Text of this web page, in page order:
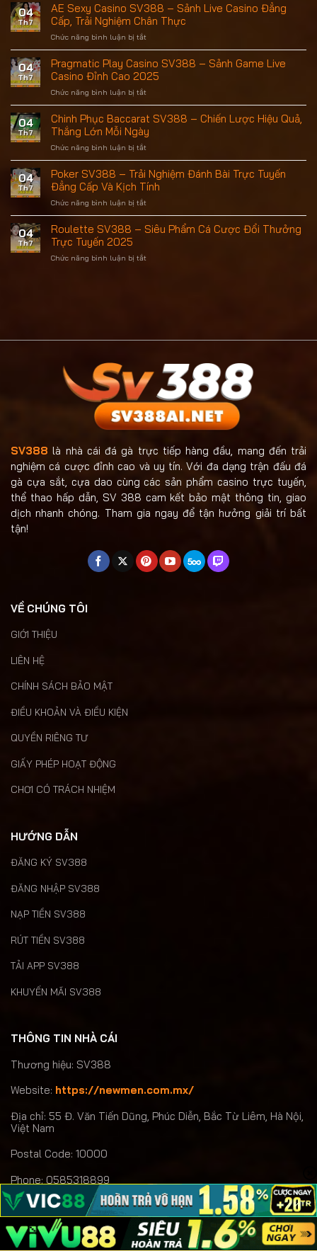
04
Th7
AE Sexy Casino SV388 – Sảnh Live Casino Đẳng
Cấp, Trải Nghiệm Chân Thực
Chức năng bình luận bị tắt
AE
Sexy
Casino
SV388
Casino
Đẳng
Chân
Thực
04
Th7
Pragmatic Play Casino SV388 – Sảnh Game Live
Casino Đỉnh Cao 2025
Chức năng bình luận bị tắt
Pragmatic
Play
Casino
SV388
Live
Casino
04
Th7
Chinh Phục Baccarat SV388 – Chiến Lược Hiệu Quả,
Thắng Lớn Mỗi Ngày
Chức năng bình luận bị tắt
Chinh
Phục
Baccarat
SV388
Hiệu
04
Th7
Poker SV388 – Trải Nghiệm Đánh Bài Trực Tuyến
Đẳng Cấp Và Kịch Tính
Chức năng bình luận bị tắt
Poker
SV388
–
Kịch
04
Th7
Roulette SV388 – Siêu Phẩm Cá Cược Đổi Thưởng
Trực Tuyến 2025
Chức năng bình luận bị tắt
Đổi
Tuyến
2025
SV388 là nhà cái đá gà trực tiếp hàng đầu, mang đến trải
nghiệm cá cược đỉnh cao và uy tín. Với đa dạng trận đấu đá
gà cựa sắt, cựa dao cùng các sản phẩm casino trực tuyến,
thể thao hấp dẫn, SV 388 cam kết bảo mật thông tin, giao
dịch nhanh chóng. Tham gia ngay để tận hưởng giải trí bất
tận!
VỀ CHÚNG TÔI
GIỚI THIỆU
LIÊN HỆ
CHÍNH SÁCH BẢO MẬT
ĐIỀU KHOẢN VÀ ĐIỀU KIỆN
QUYỀN RIÊNG TƯ
GIẤY PHÉP HOẠT ĐỘNG
CHƠI CÓ TRÁCH NHIỆM
HƯỚNG DẪN
ĐĂNG KÝ SV388
ĐĂNG NHẬP SV388
NẠP TIỀN SV388
RÚT TIỀN SV388
TẢI APP SV388
KHUYẾN MÃI SV388
THÔNG TIN NHÀ CÁI
Thương hiệu: SV388
Website: https://newmen.com.mx/
Địa chỉ: 55 Đ. Văn Tiến Dũng, Phúc Diễn, Bắc Từ Liêm, Hà Nội,
Việt Nam
Postal Code: 10000
Phone: 0585318899
Email:sv388ainet@gmail.com
Hashtag:#SV388 #sv 388 #nhacaisv388
#dagatructuyensv388 #dangkysv388